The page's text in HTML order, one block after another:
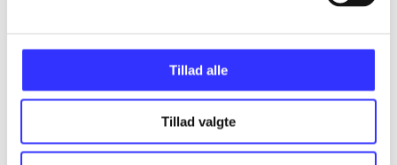
Tillad alle
Tillad valgte